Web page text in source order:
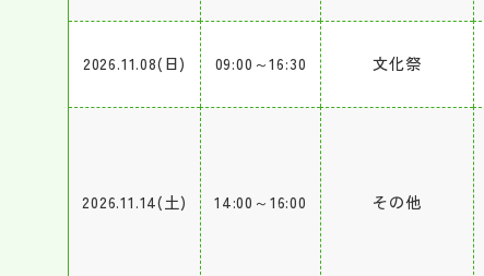
2026.11.08(日) 09:00～16:30 文化祭
2026.11.14(土) 14:00～16:00 その他